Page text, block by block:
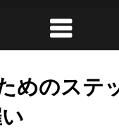
めのステ